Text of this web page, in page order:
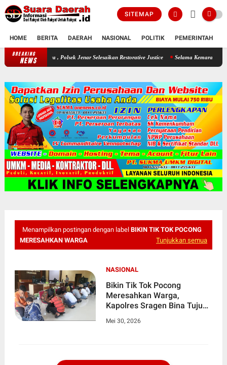
SITEMAP
HOME BERITA DAERAH NASIONAL POLITIK PEMERINTAH
BREAKING
NEWS Seorang Ayah Mencuri Jagung Demi Sang Buah Hatinya , Polsek
Menampilkan postingan dengan label BIKIN TIK TOK POCONG
MERESAHKAN WARGA
Tunjukkan semua
NASIONAL
Bikin Tik Tok Pocong
Meresahkan Warga,
Kapolres Sragen Bina Tujuh
Kepada Orang Tuanya
Mei 30, 2026